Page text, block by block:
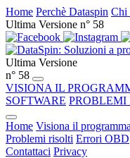
Home Perchè Dataspin Chi
Ultima Versione n° 58
Ultima Versione
n° 58
VISIONA IL
SOFTWARE PROBLEMI
Home Visiona il programma
Problemi risolti Errori OBD
Contattaci Privacy